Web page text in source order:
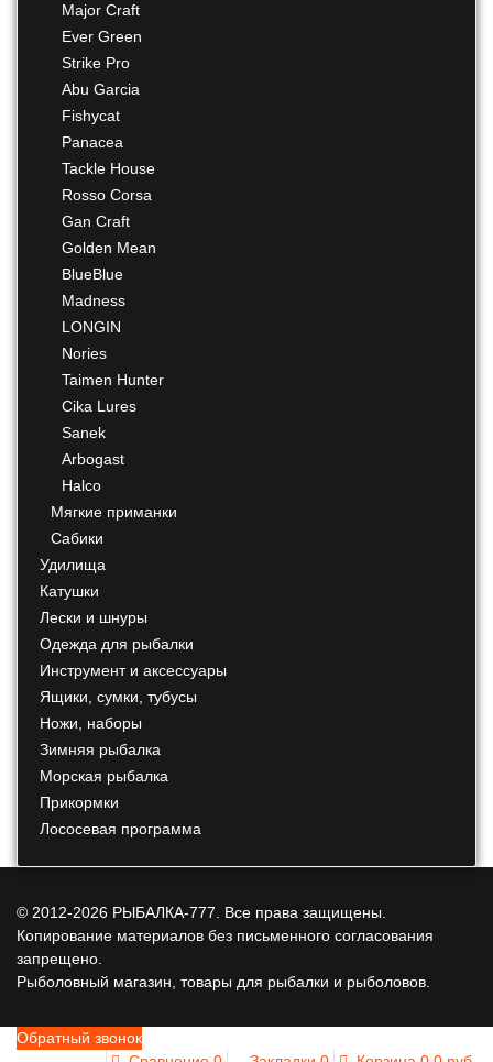
Major Craft
Ever Green
Strike Pro
Abu Garcia
Fishycat
Panacea
Tackle House
Rosso Corsa
Gan Craft
Golden Mean
BlueBlue
Madness
LONGIN
Nories
Taimen Hunter
Cika Lures
Sanek
Arbogast
Halco
Мягкие приманки
Сабики
Удилища
Катушки
Лески и шнуры
Одежда для рыбалки
Инструмент и аксессуары
Ящики, сумки, тубусы
Ножи, наборы
Зимняя рыбалка
Морская рыбалка
Прикормки
Лососевая программа
© 2012-2026 РЫБАЛКА-777. Все права защищены.
Копирование материалов без письменного согласования
запрещено.
Рыболовный магазин, товары для рыбалки и рыболовов.
Обратный звонок